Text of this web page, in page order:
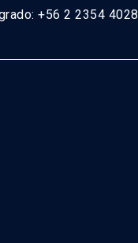
+56 2 2354 4028